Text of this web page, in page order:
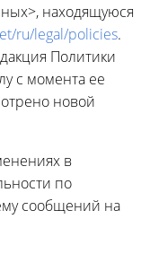
находящуюся
ru/legal/policies.
Политики
с момента ее
новой
в
по
сообщений на